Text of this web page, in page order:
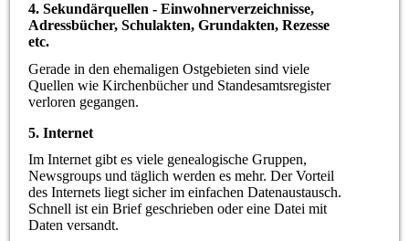
4. Sekundärquellen - Einwohnerverzeichnisse,
Adressbücher, Schulakten, Grundakten, Rezesse
etc.
Gerade in den ehemaligen Ostgebieten sind viele
Quellen wie Kirchenbücher und Standesamtsregister
verloren gegangen.
5. Internet
Im Internet gibt es viele genealogische Gruppen,
Newsgroups und täglich werden es mehr. Der Vorteil
des Internets liegt sicher im einfachen Datenaustausch.
Schnell ist ein Brief geschrieben oder eine Datei mit
Daten versandt.